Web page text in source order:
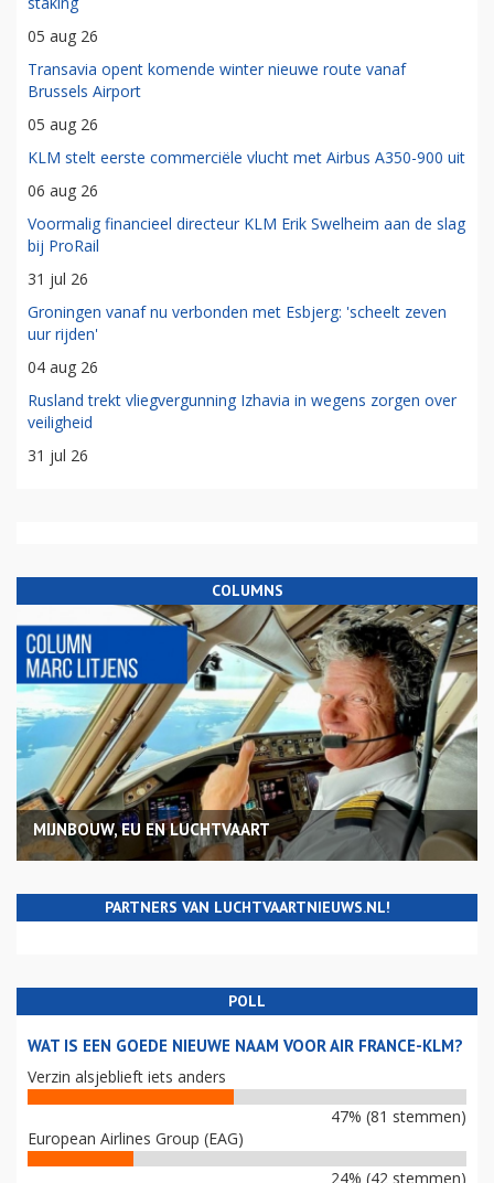
05 aug 26
Transavia opent komende winter nieuwe route vanaf
Brussels Airport
05 aug 26
KLM stelt eerste commerciële vlucht met Airbus A350-900 uit
06 aug 26
Voormalig financieel directeur KLM Erik Swelheim aan de slag
bij ProRail
31 jul 26
Groningen vanaf nu verbonden met Esbjerg: 'scheelt zeven
uur rijden'
04 aug 26
Rusland trekt vliegvergunning Izhavia in wegens zorgen over
veiligheid
31 jul 26
COLUMNS
MIJNBOUW, EU EN LUCHTVAART
PARTNERS VAN LUCHTVAARTNIEUWS.NL!
POLL
WAT IS EEN GOEDE NIEUWE NAAM VOOR AIR FRANCE-KLM?
Verzin alsjeblieft iets anders
47% (81 stemmen)
European Airlines Group (EAG)
24% (42 stemmen)